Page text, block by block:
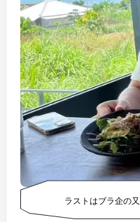
ラストはブラ企の